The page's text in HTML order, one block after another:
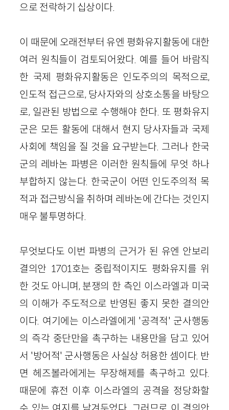
으로 전락하기 십상이다.
이 때문에 오래전부터 유엔 평화유지활동에 대한
여러 원칙들이 검토되어왔다. 예를 들어 바람직
한 국제 평화유지활동은 인도주의의 목적으로,
인도적 접근으로, 당사자와의 상호소통을 바탕으
로, 일관된 방법으로 수행해야 한다. 또 평화유지
군은 모든 활동에 대해서 현지 당사자들과 국제
사회에 책임을 질 것을 요구받는다. 그러나 한국
군의 레바논 파병은 이러한 원칙들에 무엇 하나
부합하지 않는다. 한국군이 어떤 인도주의적 목
적과 접근방식을 취하며 레바논에 간다는 것인지
매우 불투명하다.
무엇보다도 이번 파병의 근거가 된 유엔 안보리
결의안 1701호는 중립적이지도 평화유지를 위
한 것도 아니며, 분쟁의 한 측인 이스라엘과 미국
의 이해가 주도적으로 반영된 좋지 못한 결의안
이다. 여기에는 이스라엘에게 '공격적' 군사행동
의 즉각 중단만을 촉구하는 내용만을 담고 있어
서 '방어적' 군사행동은 사실상 허용한 셈이다. 반
면 헤즈볼라에게는 무장해제를 촉구하고 있다.
때문에 휴전 이후 이스라엘의 공격을 정당화할